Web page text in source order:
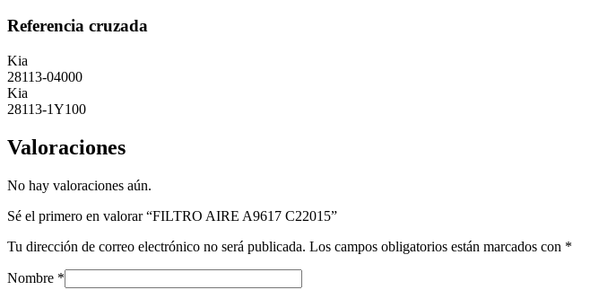
Referencia cruzada
Kia
28113-04000
Kia
28113-1Y100
Valoraciones
No hay valoraciones aún.
Sé el primero en valorar “FILTRO AIRE A9617 C22015”
Tu dirección de correo electrónico no será publicada. Los campos obligatorios están marcados con *
Nombre *